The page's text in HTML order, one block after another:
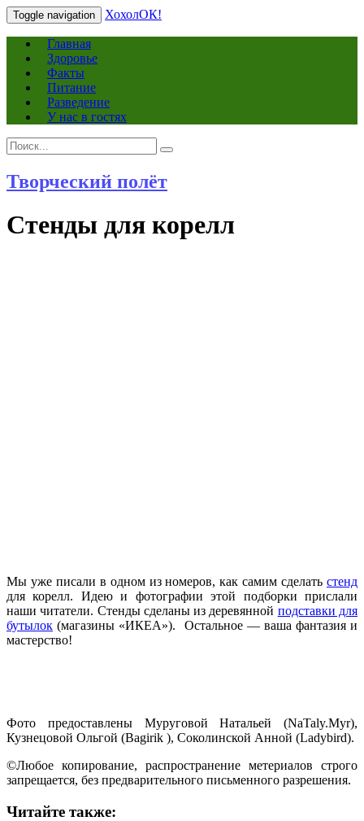
Toggle navigation ХохолОК!
Главная
Здоровье
Факты
Питание
Разведение
У нас в гостях
Search
for:
Search
Творческий полёт
Стенды для корелл
Мы уже писали в одном из номеров, как самим сделать стенд
для корелл. Идею и фотографии этой подборки прислали
наши читатели. Стенды сделаны из деревянной подставки для
бутылок (магазины «ИКЕА»). Остальное — ваша фантазия и
мастерство!
Фото предоставлены Муруговой Натальей (NaTaly.Myr),
Кузнецовой Ольгой (Bagirik ), Соколинской Анной (Ladybird).
©Любое копирование, распространение метериалов строго
запрещается, без предварительного письменного разрешения.
Читайте также: